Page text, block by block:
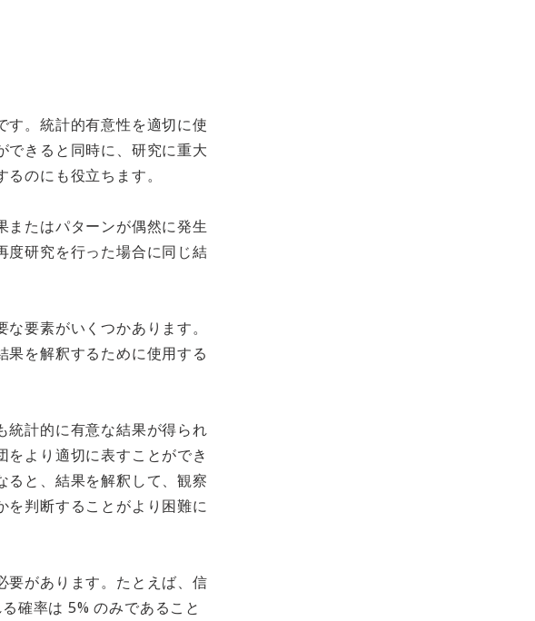
す。統計的有意性を適切に使
できると同時に、研究に重大
のにも役立ちます。
またはパターンが偶然に発生
度研究を行った場合に同じ結
要素がいくつかあります。
果を解釈するために使用する
統計的に有意な結果が得られ
より適切に表すことができ
ると、結果を解釈して、観察
を判断することがより困難に
要があります。たとえば、信
確率は 5% のみであること